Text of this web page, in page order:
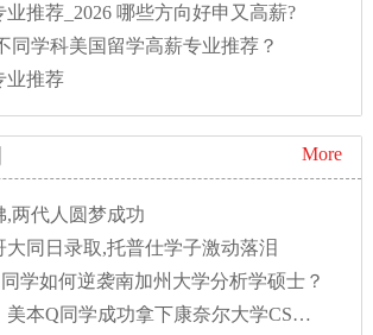
推荐_2026 哪些方向好申又高薪?
同学科美国留学高薪专业推荐？
业推荐
More
,两代人圆梦成功
大同日录取,托普仕学子激动落泪
学如何逆袭南加州大学分析学硕士？
凸显科研强项！美本Q同学成功拿下康奈尔大学CS硕士录取！